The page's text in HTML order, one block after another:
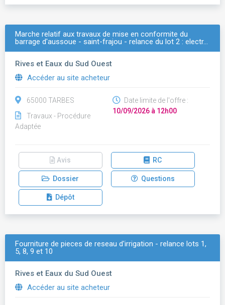
Marche relatif aux travaux de mise en conformite du
barrage d'aussoue - saint-frajou - relance du lot 2 : electr…
Rives et Eaux du Sud Ouest
Accéder au site acheteur
65000 TARBES
Travaux - Procédure
Adaptée
Date limite de l'offre :
10/09/2026 à 12h00
Avis RC
Dossier Questions
Dépôt
Fourniture de pieces de reseau d'irrigation - relance lots 1,
5, 8, 9 et 10
Rives et Eaux du Sud Ouest
Accéder au site acheteur